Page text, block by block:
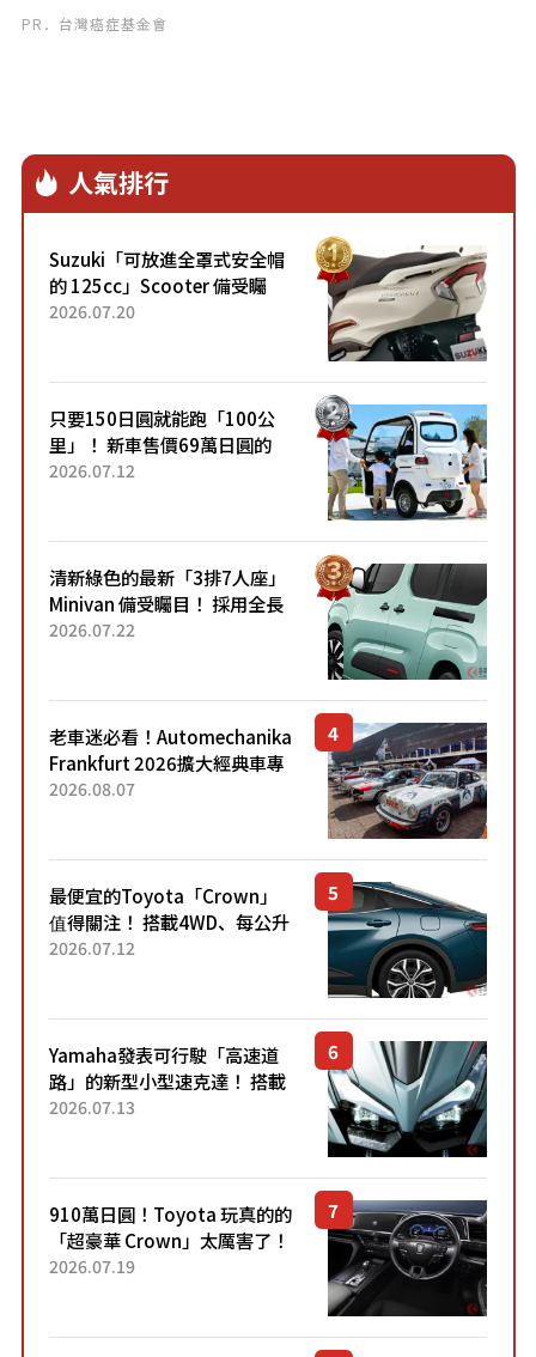
PR．台灣癌症基金會
人氣排行
Suzuki「可放進全罩式安全帽
的 125cc」Scooter 備受矚
目！採用全新流線設計與各項
2026.07.20
只要150日圓就能跑「100公
里」！ 新車售價69萬日圓的
「3人座」Trike大受歡迎！ 順
2026.07.12
清新綠色的最新「3排7人座」
Minivan 備受矚目！ 採用全長
4.7公尺剛剛好的車身尺寸與
2026.07.22
老車迷必看！Automechanika
Frankfurt 2026擴大經典車專
區 1954年珍稀古董車現場修復
2026.08.07
最便宜的Toyota「Crown」
值得關注！ 搭載4WD、每公升
22.4公里低油耗表現超亮眼！
2026.07.12
Yamaha發表可行駛「高速道
路」的新型小型速克達！ 搭載
能享受超強勁「渦輪感」的動
2026.07.13
910萬日圓！Toyota 玩真的的
「超豪華 Crown」太厲害了！
採用由「匠人技藝」打造的
2026.07.19